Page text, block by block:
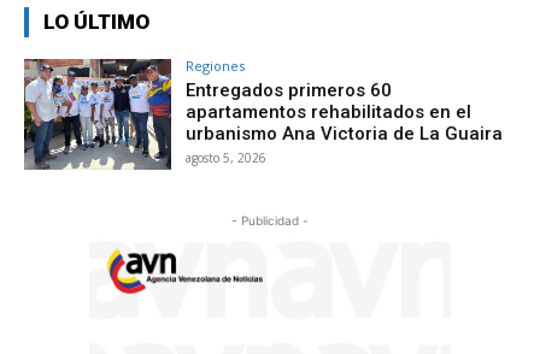
LO ÚLTIMO
Regiones
Entregados primeros 60
apartamentos rehabilitados en el
urbanismo Ana Victoria de La Guaira
agosto 5, 2026
- Publicidad -